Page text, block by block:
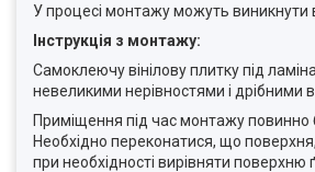
У процесі монтажу можуть виникнути
Інструкція з монтажу:
Самоклеючу вінілову плитку під
невеликими нерівностями і дрібними
Приміщення під час монтажу
Необхідно переконатися, що
при необхідності вирівняти